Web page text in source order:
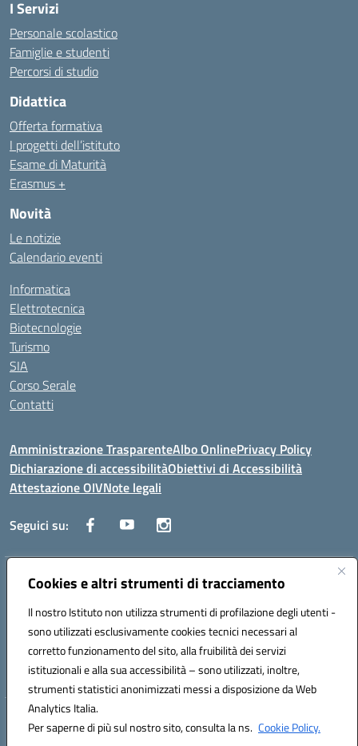
Cookies e altri strumenti di tracciamento
Il nostro Istituto non utilizza strumenti di profilazione degli utenti -
sono utilizzati esclusivamente cookies tecnici necessari al
corretto funzionamento del sito, alla fruibilità dei servizi
istituzionali e alla sua accessibilità – sono utilizzati, inoltre,
strumenti statistici anonimizzati messi a disposizione da Web
Analytics Italia.
Per saperne di più sul nostro sito, consulta la ns. Cookie Policy.
I Servizi
Personale scolastico
Famiglie e studenti
Percorsi di studio
Didattica
Offerta formativa
I progetti dell’istituto
Esame di Maturità
Erasmus +
Novità
Le notizie
Calendario eventi
Informatica
Elettrotecnica
Biotecnologie
Turismo
SIA
Corso Serale
Contatti
Amministrazione TrasparenteAlbo OnlinePrivacy Policy
Dichiarazione di accessibilitàObiettivi di Accessibilità
Attestazione OIVNote legali
Seguici su:
Indirizzo:Via Cesare Beccaria 70043 MONOPOLI (BA)
Posta elettronica certificata (PEC):batf26000r@pec.istruzione.it
Codice fiscale: 93491310723
Codice meccanografico: BATF26000R
Hosting & Powered by 3D Solution S.r.l.
Concept & Design by Designers Italia